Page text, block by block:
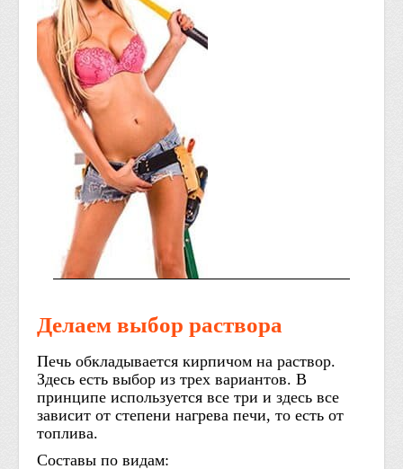
Делаем выбор раствора
Печь обкладывается кирпичом на раствор.
Здесь есть выбор из трех вариантов. В
принципе используется все три и здесь все
зависит от степени нагрева печи, то есть от
топлива.
Составы по видам: